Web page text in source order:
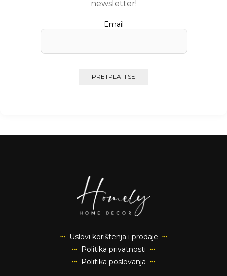
newsletter!
Email
Uslovi korištenja i prodaje
Politika privatnosti
Politika poslovanja